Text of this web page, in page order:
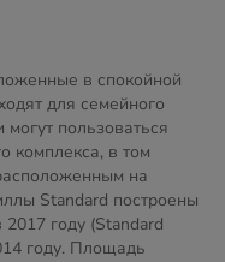
в спокойной
для семейного
могут пользоваться
комплекса, в том
на
Standard построены
году (Standard
году. Площадь